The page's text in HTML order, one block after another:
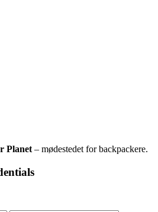
Planet – mødestedet for backpackere.